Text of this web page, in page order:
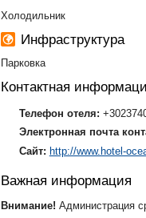
Холодильник
Инфраструктура
Парковка
Контактная
Телефон отеля:
Электронная почта
Сайт: http://www.hotel-
Важная информация
Внимание! Администрация